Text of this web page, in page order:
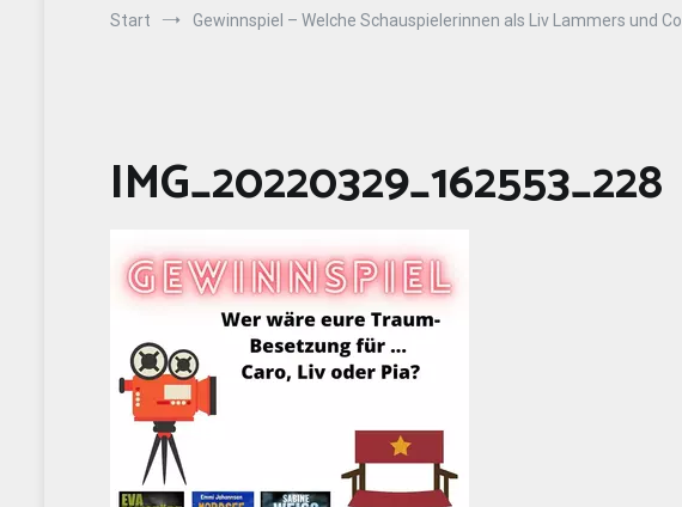
Start Gewinnspiel – Welche Schauspielerinnen als Liv Lammers und
IMG_20220329_162553_228